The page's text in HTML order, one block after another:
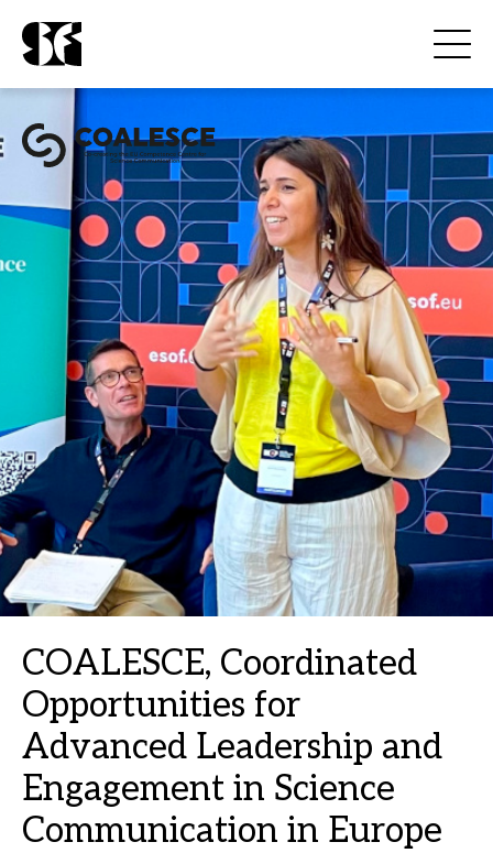
COALESCE, Coordinated
Opportunities for
Advanced Leadership and
Engagement in Science
Communication in Europe